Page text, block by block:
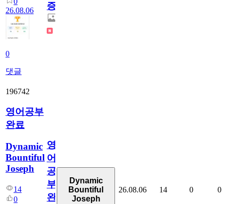
26.08.06
0
댓글
증
196742
영어공부
완료
Dynamic
Bountiful
Joseph
14
0
영
어
공
부
완
Dynamic
Bountiful
Joseph
26.08.06 14 0 0